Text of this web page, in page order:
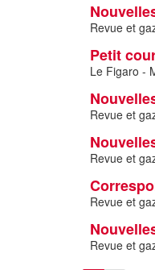
Revue et
Petit
Le Figaro -
Revue et
Revue et
Revue et
Revue et